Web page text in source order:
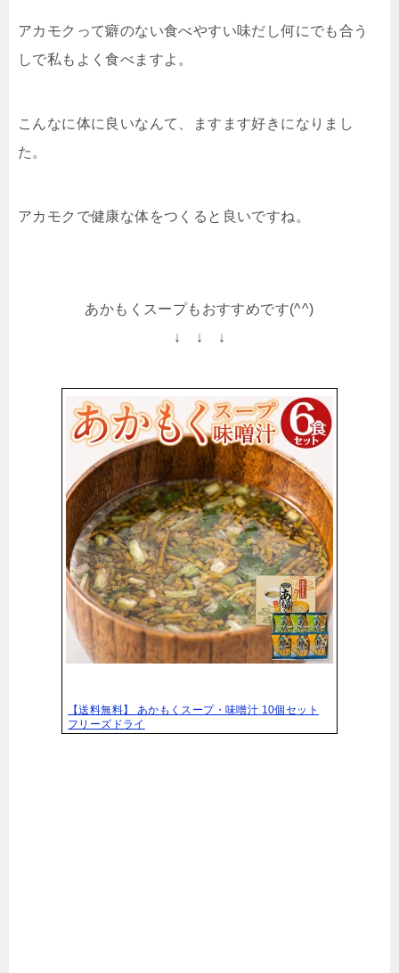
アカモクって癖のない食べやすい味だし何にでも合う
しで私もよく食べますよ。
こんなに体に良いなんて、ますます好きになりまし
た。
アカモクで健康な体をつくると良いですね。
あかもくスープもおすすめです(^^)
↓ ↓ ↓
【送料無料】 あかもくスープ・味噌汁 10個セット
フリーズドライ